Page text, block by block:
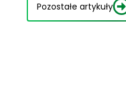
Pozostałe artykuły